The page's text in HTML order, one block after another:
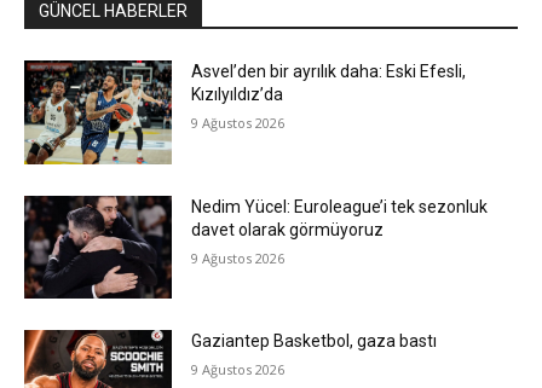
GÜNCEL HABERLER
Asvel’den bir ayrılık daha: Eski Efesli,
Kızılyıldız’da
9 Ağustos 2026
Nedim Yücel: Euroleague’i tek sezonluk
davet olarak görmüyoruz
9 Ağustos 2026
Gaziantep Basketbol, gaza bastı
9 Ağustos 2026